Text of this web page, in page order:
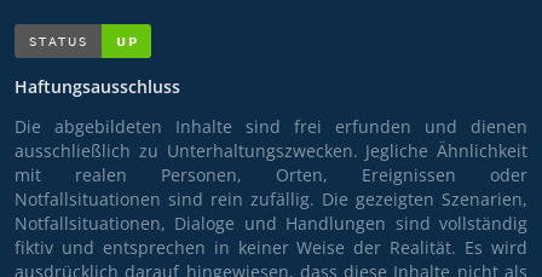
Haftungsausschluss
Die abgebildeten Inhalte sind frei erfunden und dienen
ausschließlich zu Unterhaltungszwecken. Jegliche Ähnlichkeit
mit realen Personen, Orten, Ereignissen oder
Notfallsituationen sind rein zufällig. Die gezeigten Szenarien,
Notfallsituationen, Dialoge und Handlungen sind vollständig
fiktiv und entsprechen in keiner Weise der Realität. Es wird
ausdrücklich darauf hingewiesen, dass diese Inhalte nicht als